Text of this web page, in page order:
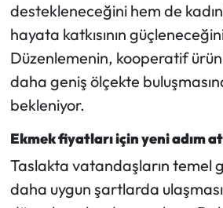
destekleneceğini hem de
hayata katkısının
Düzenlemenin, kooperatif
daha geniş ölçekte
bekleniyor.
Ekmek fiyatları için yeni adım
Taslakta vatandaşların temel
daha uygun şartlarda